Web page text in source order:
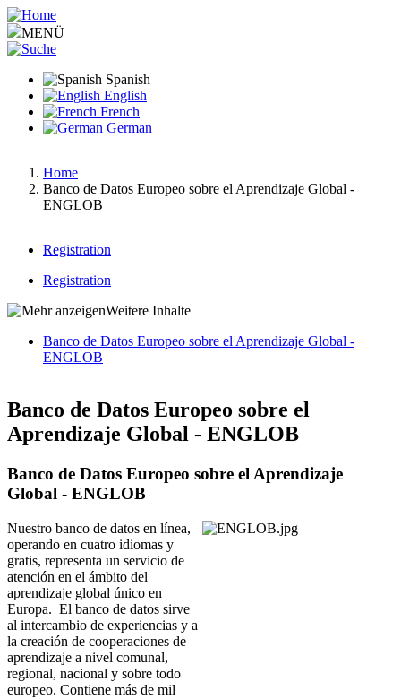
Pasar
al
contenido
MENÜ
Spanish
English
French
German
Ruta
navegación
Home
Banco de Datos Europeo sobre el Aprendizaje Global -
ENGLOB
Main
v2
Registration
Hauptnavigation
Registration
Weitere Inhalte
Hauptnavigation-
Banco de Datos Europeo sobre el Aprendizaje Global -
ENGLOB
Banco de Datos Europeo sobre el
Aprendizaje Global - ENGLOB
Banco de Datos Europeo sobre el Aprendizaje
Global - ENGLOB
Nuestro banco de datos en línea,
operando en cuatro idiomas y
gratis, representa un servicio de
atención en el ámbito del
aprendizaje global único en
Europa. El banco de datos sirve
al intercambio de experiencias y a
la creación de cooperaciones de
aprendizaje a nivel comunal,
regional, nacional y sobre todo
europeo. Contiene más de mil